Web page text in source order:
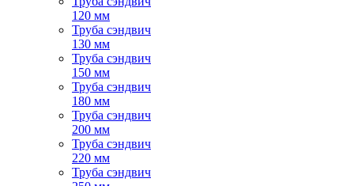
120 мм
Труба сэндвич
130 мм
Труба сэндвич
150 мм
Труба сэндвич
180 мм
Труба сэндвич
200 мм
Труба сэндвич
220 мм
Труба сэндвич